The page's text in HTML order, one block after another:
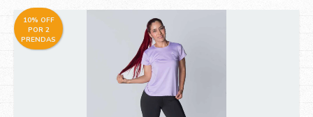
10% OFF
POR 2
PRENDAS